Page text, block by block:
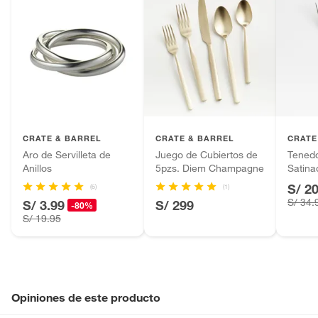
CRATE & BARREL
Aro de Servilleta de
Anillos
(6)
S/ 3.99 -80%
S/ 19.95
CRATE & BARREL
Juego de Cubiertos de
5pzs. Diem Champagne
(1)
S/ 299
S/
S/
Opiniones de este producto